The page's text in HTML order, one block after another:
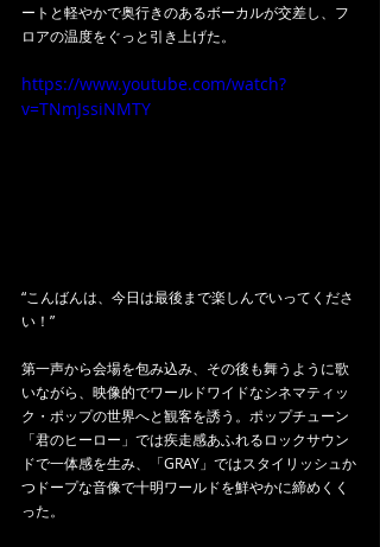
ートと軽やかで奥行きのあるボーカルが交差し、フ
ロアの温度をぐっと引き上げた。
https://www.youtube.com/watch?
v=TNmJssiNMTY
“こんばんは、今日は最後まで楽しんでいってくださ
い！”
第一声から会場を包み込み、その後も舞うように歌
いながら、映像的でワールドワイドなシネマティッ
ク・ポップの世界へと観客を誘う。ポップチューン
「君のヒーロー」では疾走感あふれるロックサウン
ドで一体感を生み、「GRAY」ではスタイリッシュか
つドープな音像で十明ワールドを鮮やかに締めくく
った。